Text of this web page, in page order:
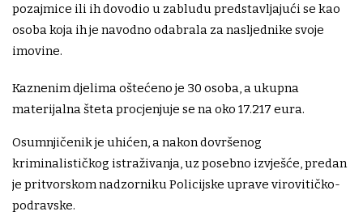
pozajmice ili ih dovodio u zabludu predstavljajući se kao
osoba koja ih je navodno odabrala za nasljednike svoje
imovine.
Kaznenim djelima oštećeno je 30 osoba, a ukupna
materijalna šteta procjenjuje se na oko 17.217 eura.
Osumnjičenik je uhićen, a nakon dovršenog
kriminalističkog istraživanja, uz posebno izvješće, predan
je pritvorskom nadzorniku Policijske uprave virovitičko-
podravske.